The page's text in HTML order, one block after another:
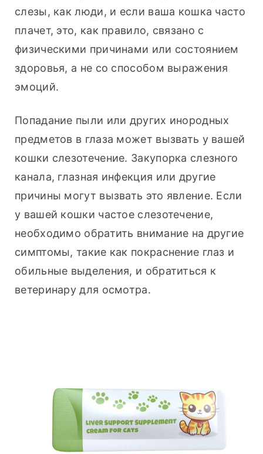
слезы, как люди, и если ваша кошка часто
плачет, это, как правило, связано с
физическими причинами или состоянием
здоровья, а не со способом выражения
эмоций.
Попадание пыли или других инородных
предметов в глаза может вызвать у вашей
кошки слезотечение. Закупорка слезного
канала, глазная инфекция или другие
причины могут вызвать это явление. Если
у вашей кошки частое слезотечение,
необходимо обратить внимание на другие
симптомы, такие как покраснение глаз и
обильные выделения, и обратиться к
ветеринару для осмотра.